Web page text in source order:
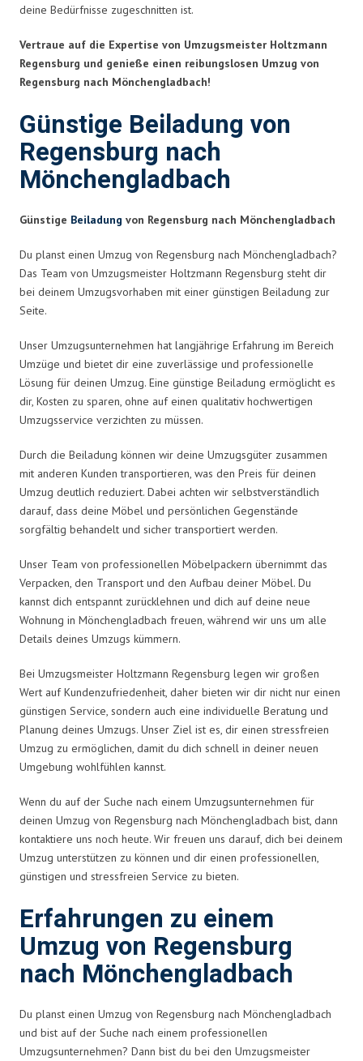
deine Bedürfnisse zugeschnitten ist.
Vertraue auf die Expertise von Umzugsmeister Holtzmann
Regensburg und genieße einen reibungslosen Umzug von
Regensburg nach Mönchengladbach!
Günstige Beiladung von
Regensburg nach
Mönchengladbach
Günstige Beiladung von Regensburg nach Mönchengladbach
Du planst einen Umzug von Regensburg nach Mönchengladbach?
Das Team von Umzugsmeister Holtzmann Regensburg steht dir
bei deinem Umzugsvorhaben mit einer günstigen Beiladung zur
Seite.
Unser Umzugsunternehmen hat langjährige Erfahrung im Bereich
Umzüge und bietet dir eine zuverlässige und professionelle
Lösung für deinen Umzug. Eine günstige Beiladung ermöglicht es
dir, Kosten zu sparen, ohne auf einen qualitativ hochwertigen
Umzugsservice verzichten zu müssen.
Durch die Beiladung können wir deine Umzugsgüter zusammen
mit anderen Kunden transportieren, was den Preis für deinen
Umzug deutlich reduziert. Dabei achten wir selbstverständlich
darauf, dass deine Möbel und persönlichen Gegenstände
sorgfältig behandelt und sicher transportiert werden.
Unser Team von professionellen Möbelpackern übernimmt das
Verpacken, den Transport und den Aufbau deiner Möbel. Du
kannst dich entspannt zurücklehnen und dich auf deine neue
Wohnung in Mönchengladbach freuen, während wir uns um alle
Details deines Umzugs kümmern.
Bei Umzugsmeister Holtzmann Regensburg legen wir großen
Wert auf Kundenzufriedenheit, daher bieten wir dir nicht nur einen
günstigen Service, sondern auch eine individuelle Beratung und
Planung deines Umzugs. Unser Ziel ist es, dir einen stressfreien
Umzug zu ermöglichen, damit du dich schnell in deiner neuen
Umgebung wohlfühlen kannst.
Wenn du auf der Suche nach einem Umzugsunternehmen für
deinen Umzug von Regensburg nach Mönchengladbach bist, dann
kontaktiere uns noch heute. Wir freuen uns darauf, dich bei deinem
Umzug unterstützen zu können und dir einen professionellen,
günstigen und stressfreien Service zu bieten.
Erfahrungen zu einem
Umzug von Regensburg
nach Mönchengladbach
Du planst einen Umzug von Regensburg nach Mönchengladbach
und bist auf der Suche nach einem professionellen
Umzugsunternehmen? Dann bist du bei den Umzugsmeister